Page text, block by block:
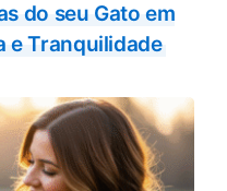
do seu Gato em
e Tranquilidade